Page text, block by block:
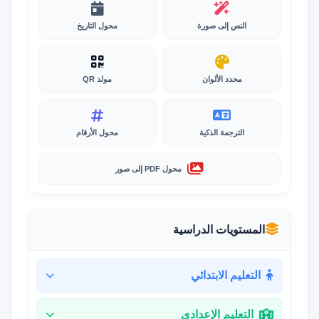
النص إلى صورة محول التاريخ
محدد الألوان مولد QR
الترجمة الذكية محول الأرقام
محول PDF إلى صور
المستويات الدراسية
التعليم الابتدائي
التعليم الإعدادي